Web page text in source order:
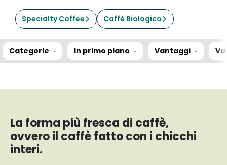
un prezzo di mercato invidiabile, iva inclusa.
Specialty Coffee Caffè Biologico
Categorie In primo piano Vantaggi
La forma più fresca di caffè,
ovvero il caffè fatto con i chicchi
interi.